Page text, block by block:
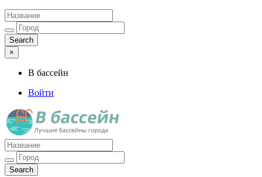
×
В бассейн
Войти
Лучшие бассейны города